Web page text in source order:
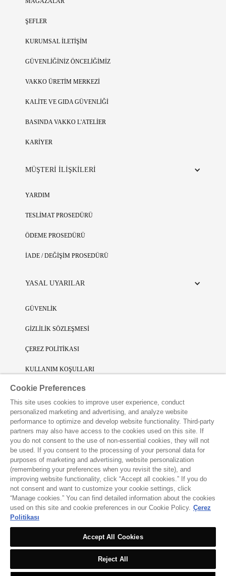
ŞEFLER
KURUMSAL İLETİŞİM
GÜVENLİĞİNİZ ÖNCELİĞİMİZ
VAKKO ÜRETİM MERKEZİ
KALİTE VE GIDA GÜVENLİĞİ
BASINDA VAKKO L'ATELİER
KARİYER
MÜŞTERİ İLİŞKİLERİ
YARDIM
TESLİMAT PROSEDÜRÜ
ÖDEME PROSEDÜRÜ
İADE / DEĞİŞİM PROSEDÜRÜ
YASAL UYARILAR
GÜVENLİK
GİZLİLİK SÖZLEŞMESİ
ÇEREZ POLİTİKASI
KULLANIM KOŞULLARI
SINIRLI SORUMLULUK
FİKRİ SİNAİ MÜLKİYET
VAKKO L'ATELIER UYGULAMASINI İNDİRİN
Cookie Preferences
This site uses cookies to improve user experience, conduct
personalized marketing and advertising, and analyze website
performance to optimize and develop website functionality. Third-party
partners may also have access to the cookies used on this site. If
you do not consent to the use of non-essential cookies, they will not
be used. If you consent to the processing of your personal data for
purposes of marketing and advertising, website personalization
(remembering your preferences when you revisit the site), and
improving website functionality, click “Accept all cookies.” If you do
not consent and want to customize your cookie settings, click
“Manage cookies.” You can find detailed information about the cookies
used on this site and cookie preferences in our Cookie Policy. Çerez
Politikası
Accept All Cookies
Reject All